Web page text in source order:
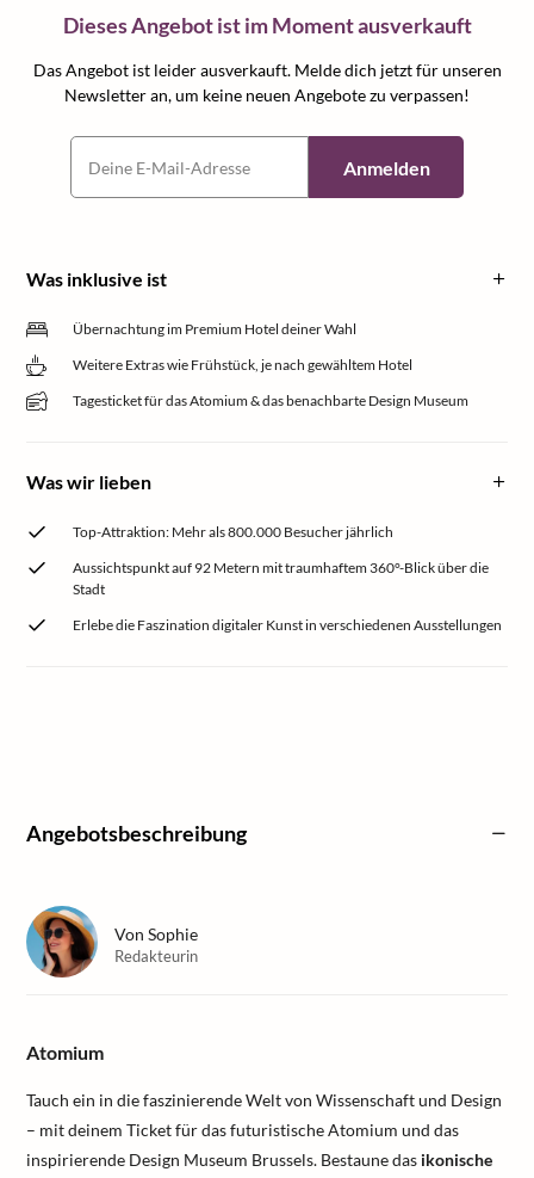
Dieses Angebot ist im Moment ausverkauft
Das Angebot ist leider ausverkauft. Melde dich jetzt für unseren
Newsletter an, um keine neuen Angebote zu verpassen!
Anmelden
Was inklusive ist
Übernachtung im Premium Hotel deiner Wahl
Weitere Extras wie Frühstück, je nach gewähltem Hotel
Tagesticket für das Atomium & das benachbarte Design Museum
Was wir lieben
Top-Attraktion: Mehr als 800.000 Besucher jährlich
Aussichtspunkt auf 92 Metern mit traumhaftem 360°-Blick über die
Stadt
Erlebe die Faszination digitaler Kunst in verschiedenen Ausstellungen
Angebotsbeschreibung
Atomium
Tauch ein in die faszinierende Welt von Wissenschaft und Design
– mit deinem Ticket für das futuristische Atomium und das
inspirierende Design Museum Brussels. Bestaune das ikonische
Von Sophie
Redakteurin